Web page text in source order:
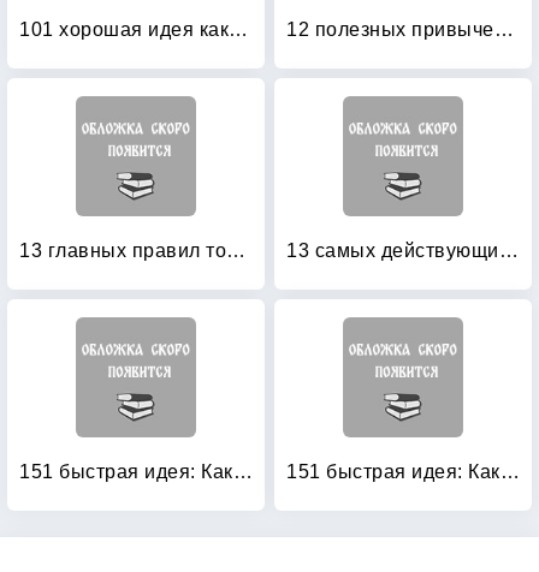
101 хорошая идея как создать совершенный бизнес: В 2-х частях. Часть 2 12 полезных привычек духовно ориентированных людей: Простые методы преображения вашей жизни
13 главных правил торговли: Как стать лучшим в своем деле 13 самых действующих законов преуспевания: Поверь, и все получится!
151 быстрая идея: Как увеличить продажи 151 быстрая идея: Как управлять своим временем